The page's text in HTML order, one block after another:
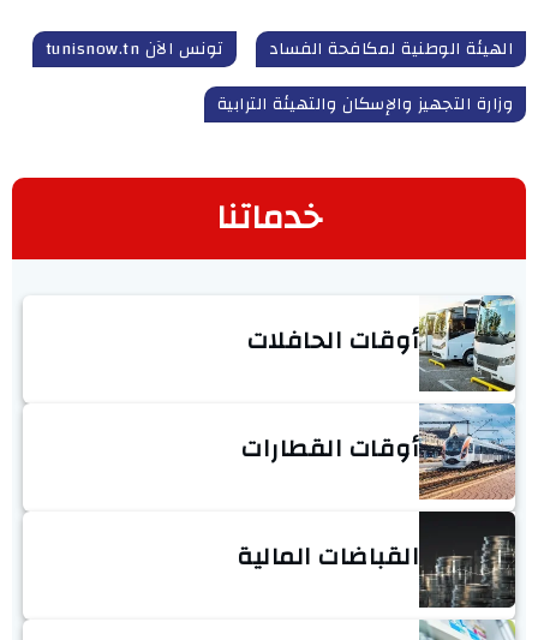
الهيئة الوطنية لمكافحة الفساد
تونس الآن tunisnow.tn
وزارة التجهيز والإسكان والتهيئة الترابية
خدماتنا
أوقات الحافلات
أوقات القطارات
القباضات المالية